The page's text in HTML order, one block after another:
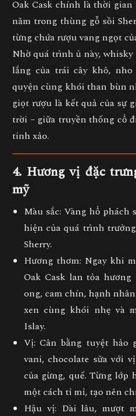
Oak Caskchính là thời gian
năm trong thùng gỗ sồi
từng chứa rượu vang ngọt
Nhờ quá trình ủ này,
lắng của trái cây khô, nho
quyện cùng khói than bùn
giọt rượu là kết quả của sự
trời – giữa truyền thống cổ
tinh xảo.
4. Hương vị đặc
mỹ
Màu sắc: Vàng hổ phách
hiện của quá trình
Sherry.
Hương thơm: Ngay khi
Oak Cask lan tỏa
ong, cam chín, hạnh
xen cùng khói nhẹ và
Islay.
Vị: Cân bằng tuyệt hảo
vani, chocolate sữa với
của gừng, quế. Từng lớp
một cách tỉ mỉ, tạo nên
Hậu vị: Dài lâu, mượt